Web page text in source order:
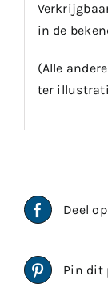
in de
(Alle
ter
Deel
Pin dit